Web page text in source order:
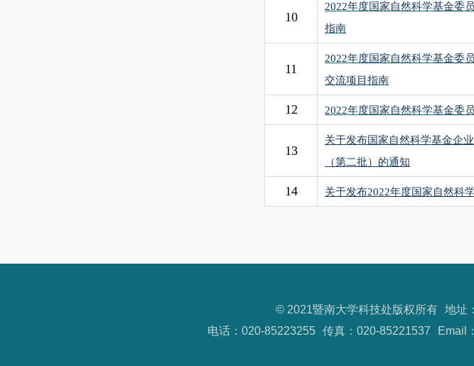
10
2022年度国家自然科学基金委
指南
11
2022年度国家自然科学基金委
交流项目指南
12 2022年度国家自然科学基金委
13
关于发布国家自然科学基金企
（第二批）的通知
14 关于发布2022年度国家自然科
© 2021暨南大学科技处版权所有 地址
电话：020-85223255 传真：020-85221537 Email